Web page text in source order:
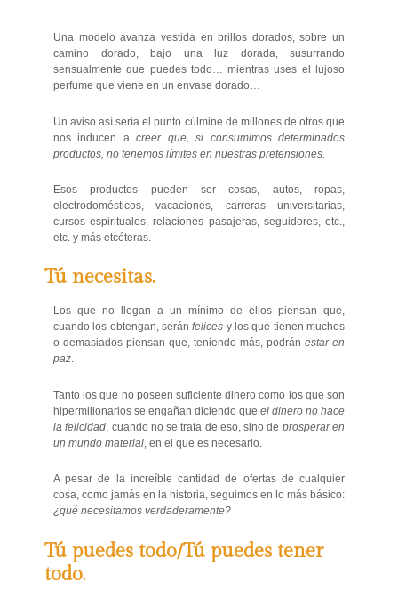
Una modelo avanza vestida en brillos dorados, sobre un
camino dorado, bajo una luz dorada, susurrando
sensualmente que puedes todo… mientras uses el lujoso
perfume que viene en un envase dorado…
Un aviso así sería el punto cúlmine de millones de otros que
nos inducen acreer que, si consumimos determinados
productos, no tenemos límites en nuestras pretensiones.
Esos productos pueden ser cosas, autos, ropas,
electrodomésticos, vacaciones, carreras universitarias,
cursos espirituales, relaciones pasajeras, seguidores, etc.,
etc. y más etcéteras.
Tú necesitas.
Los que no llegan a un mínimo de ellos piensan que,
cuando los obtengan, seránfelices y los que tienen muchos
o demasiados piensan que, teniendo más, podrán estar en
paz.
Tanto los que no poseen suficiente dinero como los que son
hipermillonarios se engañan diciendo que el dinero no hace
la felicidad , cuando no se trata de eso, sino de prosperar en
un mundo material , en el que es necesario.
A pesar de la increíble cantidad de ofertas de cualquier
cosa, como jamás en la historia, seguimos en lo más básico:
¿qué necesitamos verdaderamente?
Tú puedes todo/Tú puedes tener
todo.